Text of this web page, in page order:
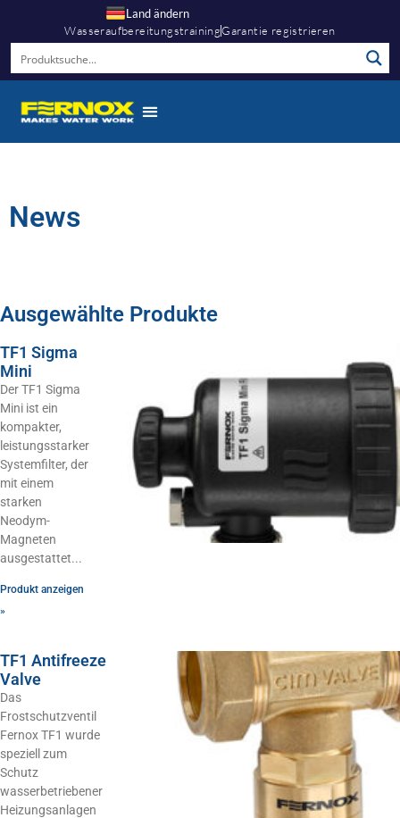
Land ändern
WasseraufbereitungstrainingGarantie registrieren
News
Ausgewählte Produkte
TF1 Sigma
Mini
Der TF1 Sigma
Mini ist ein
kompakter,
leistungsstarker
Systemfilter, der
mit einem
starken
Neodym-
Magneten
ausgestattet
Produkt anzeigen
»
TF1 Antifreeze
Valve
Das
Frostschutzventil
Fernox TF1 wurde
speziell zum
Schutz
wasserbetriebener
Heizungsanlagen